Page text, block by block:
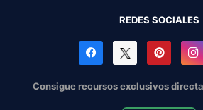
REDES SOCIALES
Consigue recursos exclusivos